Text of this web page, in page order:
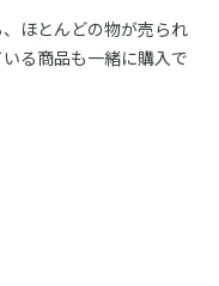
ほとんどの物が売られ
る商品も一緒に購入で